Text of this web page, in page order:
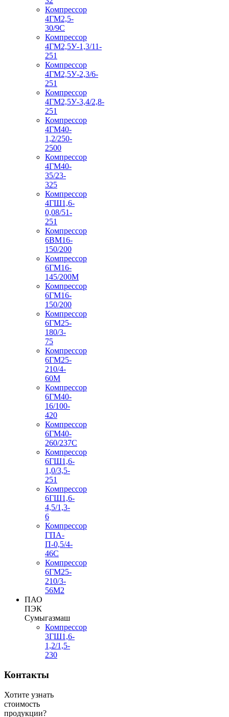
Компрессор
4ГМ2,5-
30/9С
Компрессор
4ГМ2,5У-1,3/11-
251
Компрессор
4ГМ2,5У-2,3/6-
251
Компрессор
4ГМ2,5У-3,4/2,8-
251
Компрессор
4ГМ40-
1,2/250-
2500
Компрессор
4ГМ40-
35/23-
325
Компрессор
4ГШ1,6-
0,08/51-
251
Компрессор
6ВМ16-
150/200
Компрессор
6ГМ16-
145/200М
Компрессор
6ГМ16-
150/200
Компрессор
6ГМ25-
180/3-
75
Компрессор
6ГМ25-
210/4-
60М
Компрессор
6ГМ40-
16/100-
420
Компрессор
6ГМ40-
260/237C
Компрессор
6ГШ1,6-
1,0/3,5-
251
Компрессор
6ГШ1,6-
4,5/1,3-
6
Компрессор
ГПА-
П-0,5/4-
46С
Компрессор
6ГМ25-
210/3-
56М2
ПАО
ПЭК
Сумыгазмаш
Компрессор
3ГШ1,6-
1,2/1,5-
230
Контакты
Хотите узнать
стоимость
продукции?